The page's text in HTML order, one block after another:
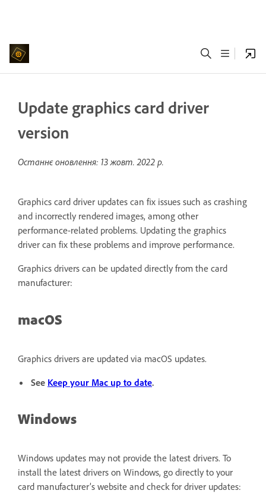
Update graphics card driver
version
Останнє оновлення: 13 жовт. 2022 р.
Graphics card driver updates can fix issues such as crashing
and incorrectly rendered images, among other
performance-related problems. Updating the graphics
driver can fix these problems and improve performance.
Graphics drivers can be updated directly from the card
manufacturer:
macOS
Graphics drivers are updated via macOS updates.
See Keep your Mac up to date.
Windows
Windows updates may not provide the latest drivers. To
install the latest drivers on Windows, go directly to your
card manufacturer’s website and check for driver updates: